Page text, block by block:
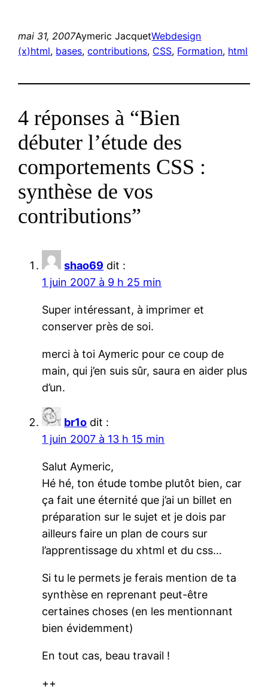
mai 31, 2007Aymeric JacquetWebdesign
(x)html, bases, contributions, CSS, Formation, html
4 réponses à “Bien
débuter l’étude des
comportements CSS :
synthèse de vos
contributions”
shao69 dit :
1 juin 2007 à 9 h 25 min
Super intéressant, à imprimer et
conserver près de soi.
merci à toi Aymeric pour ce coup de
main, qui j’en suis sûr, saura en aider plus
d’un.
br1o dit :
1 juin 2007 à 13 h 15 min
Salut Aymeric,
Hé hé, ton étude tombe plutôt bien, car
ça fait une éternité que j’ai un billet en
préparation sur le sujet et je dois par
ailleurs faire un plan de cours sur
l’apprentissage du xhtml et du css…
Si tu le permets je ferais mention de ta
synthèse en reprenant peut-être
certaines choses (en les mentionnant
bien évidemment)
En tout cas, beau travail !
++